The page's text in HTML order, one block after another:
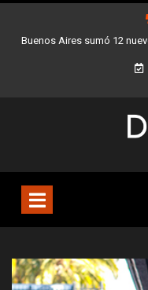
y ya son 90 en toda la